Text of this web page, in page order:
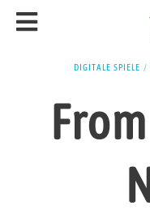
DIGITALE SPIELE /